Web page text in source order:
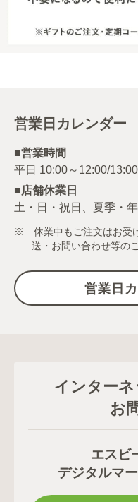
営業日カレンダー
■営業時間
■店舗休業日
土・日・祝日、夏季・
※ 休業中もご注文はお受
送・お問い合わせ等の
営業日
インター
お
エスビ
デジタルマ